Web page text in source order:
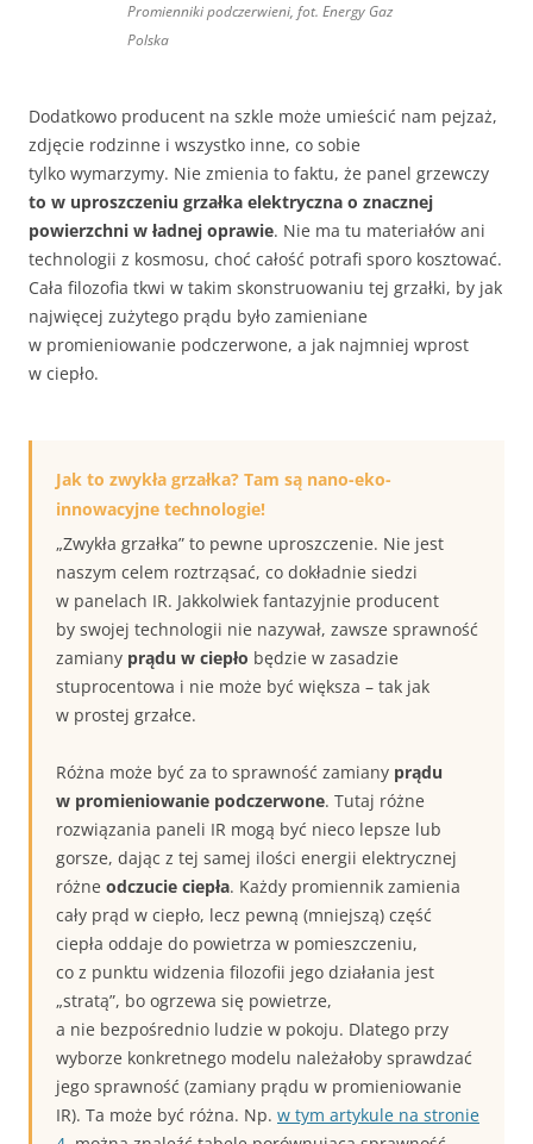
Promienniki podczerwieni, fot. Energy Gaz
Polska
Dodatkowo producent na szkle może umieścić nam pejzaż,
zdjęcie rodzinne i wszystko inne, co sobie
tylko wymarzymy. Nie zmienia to faktu, że panel grzewczy
to w uproszczeniu grzałka elektryczna o znacznej
powierzchni w ładnej oprawie. Nie ma tu materiałów ani
technologii z kosmosu, choć całość potrafi sporo kosztować.
Cała filozofia tkwi w takim skonstruowaniu tej grzałki, by jak
najwięcej zużytego prądu było zamieniane
w promieniowanie podczerwone, a jak najmniej wprost
w ciepło.
Jak to zwykła grzałka? Tam są nano-eko-
innowacyjne technologie!
„Zwykła grzałka” to pewne uproszczenie. Nie jest
naszym celem roztrząsać, co dokładnie siedzi
w panelach IR. Jakkolwiek fantazyjnie producent
by swojej technologii nie nazywał, zawsze sprawność
zamiany prądu w ciepło będzie w zasadzie
stuprocentowa i nie może być większa – tak jak
w prostej grzałce.
Różna może być za to sprawność zamiany prądu
w promieniowanie podczerwone. Tutaj różne
rozwiązania paneli IR mogą być nieco lepsze lub
gorsze, dając z tej samej ilości energii elektrycznej
różne odczucie ciepła. Każdy promiennik zamienia
cały prąd w ciepło, lecz pewną (mniejszą) część
ciepła oddaje do powietrza w pomieszczeniu,
co z punktu widzenia filozofii jego działania jest
„stratą”, bo ogrzewa się powietrze,
a nie bezpośrednio ludzie w pokoju. Dlatego przy
wyborze konkretnego modelu należałoby sprawdzać
jego sprawność (zamiany prądu w promieniowanie
IR). Ta może być różna. Np. w tym artykule na stronie